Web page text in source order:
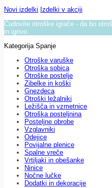
Novi izdelki Izdelki v akciji
Čudovite otroške igrače - da bo
in igrivo.
Kategorija Spanje
Otroške varuške
Otroška sobica
Otroške postelje
Zibelke in koški
Gnezdeca
Otroški ležalniki
Ležišča in vzmetnice
Otroška posteljnina
Posteljne obrobe
Vzglavniki
Odejice
Povijalne plenice
Spalne vreče
Vrtiljaki in obešanke
Ninice
Nočne lučke
Dodatki in dekoracije